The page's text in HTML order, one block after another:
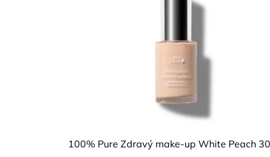
100% Pure Zdravý make-up White Peach